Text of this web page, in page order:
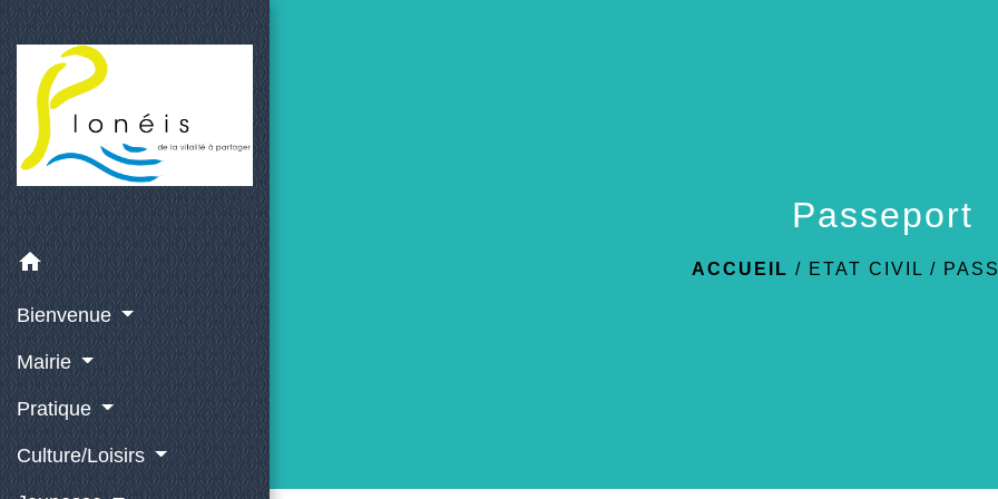
home
Bienvenue
Mairie
Pratique
Culture/Loisirs
Passeport
ACCUEIL / ETAT CIVIL /